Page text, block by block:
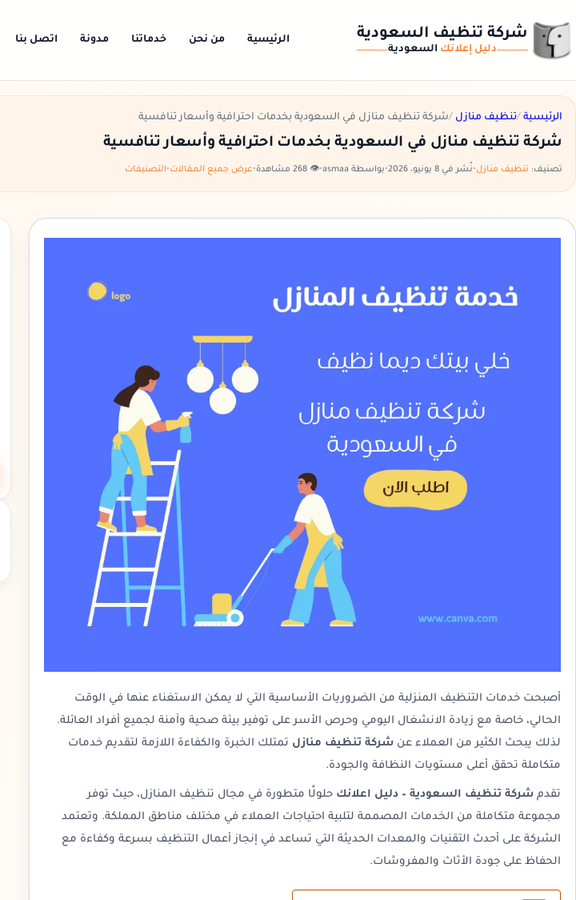
شركة تنظيف السعودية
دليل إعلانك السعودية
الرئيسية من نحن خدماتنا مدونة اتصل بنا
الرئيسية /تنظيف منازل /شركة تنظيف منازل في السعودية بخدمات احترافية وأسعار تنافسية
شركة تنظيف منازل في السعودية بخدمات احترافية وأسعار تنافسية
تصنيف: تنظيف منازل•نُشر في 8 يونيو، 2026 •بواسطة asmaa •👁️ 268 مشاهدة •عرض جميع المقالات•التصنيفات
أصبحت خدمات التنظيف المنزلية من الضروريات الأساسية التي لا يمكن الاستغناء عنها في الوقت
الحالي، خاصة مع زيادة الانشغال اليومي وحرص الأسر على توفير بيئة صحية وآمنة لجميع أفراد العائلة.
لذلك يبحث الكثير من العملاء عن شركة تنظيف منازل تمتلك الخبرة والكفاءة اللازمة لتقديم خدمات
متكاملة تحقق أعلى مستويات النظافة والجودة.
تقدم شركة تنظيف السعودية – دليل اعلانك حلولًا متطورة في مجال تنظيف المنازل، حيث توفر
مجموعة متكاملة من الخدمات المصممة لتلبية احتياجات العملاء في مختلف مناطق المملكة. وتعتمد
الشركة على أحدث التقنيات والمعدات الحديثة التي تساعد في إنجاز أعمال التنظيف بسرعة وكفاءة مع
الحفاظ على جودة الأثاث والمفروشات.